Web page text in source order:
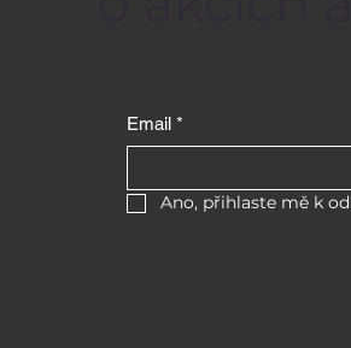
Email *
Ano, přihlaste mě k